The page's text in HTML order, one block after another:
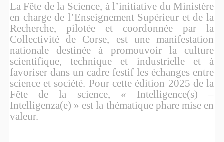
La Fête de la Science, à l’initiative du Ministère
en charge de l’Enseignement Supérieur et de la
Recherche, pilotée et coordonnée par la
Collectivité de Corse, est une manifestation
nationale destinée à promouvoir la culture
scientifique, technique et industrielle et à
favoriser dans un cadre festif les échanges entre
science et société. Pour cette édition 2025 de la
Fête de la science, « Intelligence(s) –
Intelligenza(e) » est la thématique phare mise en
valeur.